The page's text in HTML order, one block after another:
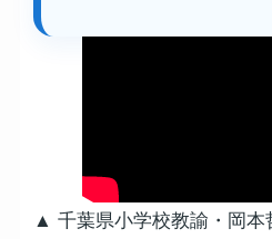
▲ 千葉県小学校教諭・岡本